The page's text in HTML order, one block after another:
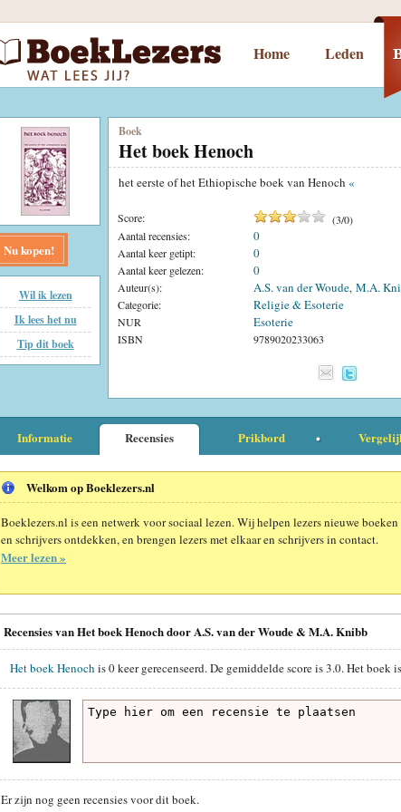
Home Leden
Nu kopen!
Wil ik lezen
Ik lees het nu
Tip dit boek
Boek
Het boek Henoch
het eerste of het Ethiopische boek van Henoch «
Score: (3/0)
Aantal recensies:
0
Aantal keer getipt: 0
Aantal keer gelezen: 0
Auteur(s): A.S. van der Woude, M.A.
Categorie: Religie & Esoterie
NUR Esoterie
ISBN 9789020233063
Informatie Recensies Prikbord
Welkom op Boeklezers.nl
Boeklezers.nl is een netwerk voor sociaal lezen. Wij helpen lezers nieuwe boeken
en schrijvers ontdekken, en brengen lezers met elkaar en schrijvers in contact.
Meer lezen »
Recensies van Het boek Henoch door A.S. van der Woude & M.A. Knibb
Het boek Henoch is0keer gerecenseerd. De gemiddelde score is3.0. Het boek is
Er zijn nog geen recensies voor dit boek.